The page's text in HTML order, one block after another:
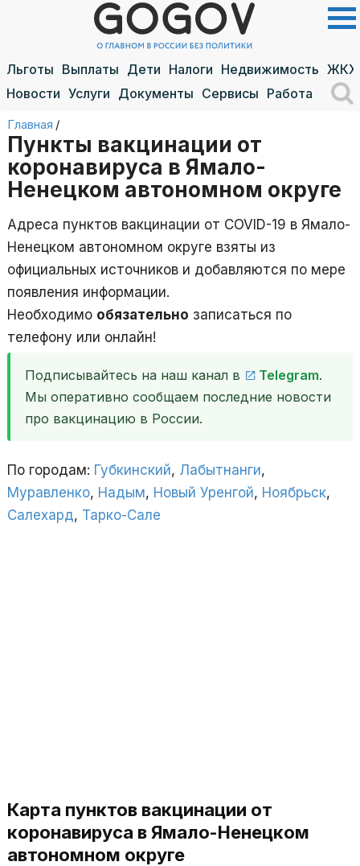
Льготы Выплаты Дети Налоги Недвижимость ЖКХ
Новости Услуги Документы Сервисы Работа
Главная /
Пункты вакцинации от
коронавируса в Ямало-
Ненецком автономном округе
Адреса пунктов вакцинации от COVID-19 в Ямало-
Ненецком автономном округе взяты из
официальных источников и добавляются по мере
появления информации.
Необходимо обязательно записаться по
телефону или онлайн!
Подписывайтесь на наш канал в Telegram.
Мы оперативно сообщаем последние новости
про вакцинацию в России.
По городам: Губкинский, Лабытнанги,
Муравленко, Надым, Новый Уренгой, Ноябрьск,
Салехард, Тарко-Сале
Карта пунктов вакцинации от
коронавируса в Ямало-Ненецком
автономном округе